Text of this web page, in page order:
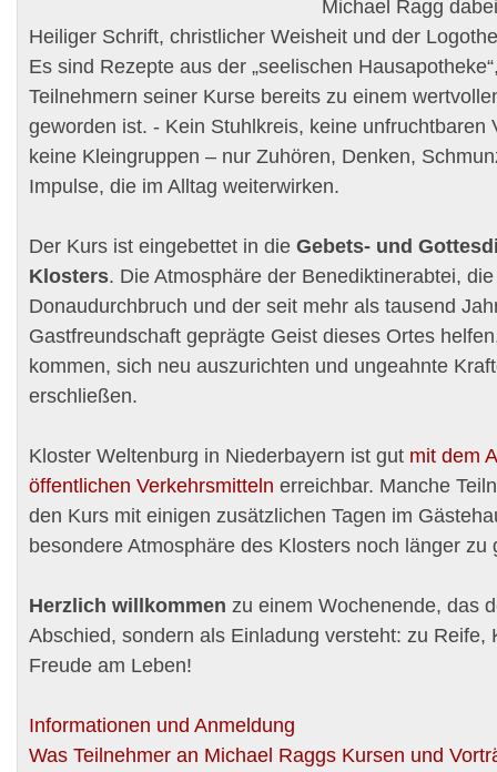
Michael Ragg
Heiliger Schrift, christlicher Weisheit und der
Es sind Rezepte aus der „seelischen
Teilnehmern seiner Kurse bereits zu einem
geworden ist. - Kein Stuhlkreis, keine unfruchtbaren
keine Kleingruppen – nur Zuhören, Denken,
Impulse, die im Alltag weiterwirken.
Der Kurs ist eingebettet in die Gebets- und
Klosters. Die Atmosphäre der Benediktinerabtei,
Donaudurchbruch und der seit mehr als tausend
Gastfreundschaft geprägte Geist dieses Ortes
kommen, sich neu auszurichten und ungeahnte
erschließen.
Kloster Weltenburg in Niederbayern ist gut mit dem
öffentlichen Verkehrsmitteln erreichbar. Manche
den Kurs mit einigen zusätzlichen Tagen im
besondere Atmosphäre des Klosters noch länger zu
Herzlich willkommen zu einem Wochenende, das
Abschied, sondern als Einladung versteht: zu Reife,
Freude am Leben!
Informationen und Anmeldung
Was Teilnehmer an Michael Raggs Kursen und